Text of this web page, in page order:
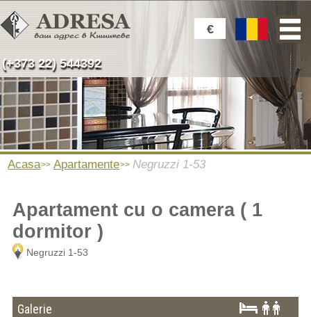
€
(+373 22) 544392
Acasa Apartamente Negruzzi 1-53
Apartament cu o camera ( 1
dormitor )
Negruzzi 1-53
Galerie